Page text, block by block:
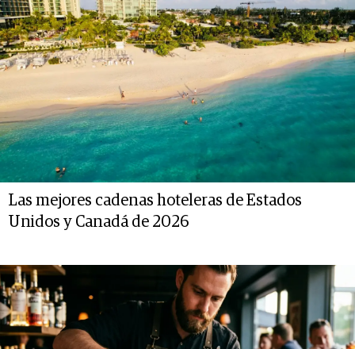
Las mejores cadenas hoteleras de Estados
Unidos y Canadá de 2026